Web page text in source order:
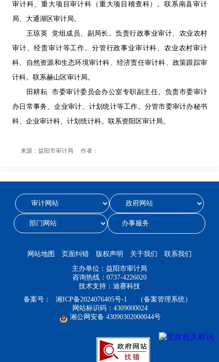
审计科、重大项目审计科（重大项目稽查科）。联系南县审计
局、大通湖区审计局。
王琼英 党组成员、副局长。负责行政事业审计、农业农村
审计、经责审计等工作。分管行政事业审计科、农业农村审计
科、自然资源和生态环境审计科、经济责任审计科、政策跟踪审
计科。联系赫山区审计局。
田耕耘 市委审计委员会办公室专职副主任。负责市委审计
办日常事务、企业审计、计划统计等工作。分管市委审计办秘书
科、企业审计科、计划统计科。联系资阳区审计局。
来源：益阳市审计局 作者：
办事服务
网站地图 页面纠错 版权声明 关于我们
联系我们
主办单位：益阳市审计局
咨询热线：0737-4226020
技术支持：迪赛科技
备案号：
湘ICP备2024076405号-1
（备案管理系统）
网站标识码：4309000024
湘公网安备 43090302000044号